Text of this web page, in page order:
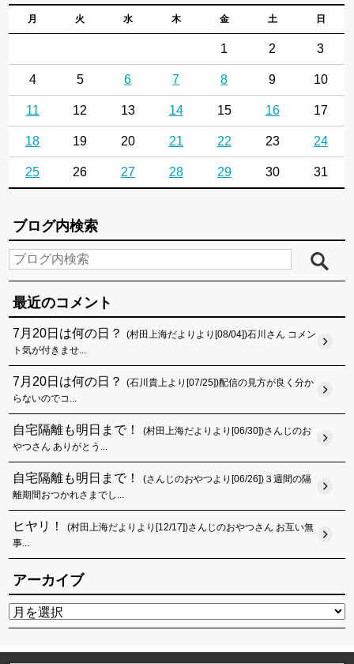
月 火 水 木 金 土 日
1 2 3
4 5 6 7 8 9 10
11 12 13 14 15 16 17
18 19 20 21 22 23 24
25 26 27 28 29 30 31
ブログ内検索
最近のコメント
7月20日は何の日？
(村田上海だよりより[08/04])石川さん コメン
ト気が付きませ...
7月20日は何の日？
(石川貴上より[07/25])配信の見方が良く分か
らないのでコ...
自宅隔離も明日まで！
(村田上海だよりより[06/30])さんじのお
やつさん ありがとう...
自宅隔離も明日まで！
(さんじのおやつより[06/26])３週間の隔
離期間おつかれさまでし...
ヒヤリ！
(村田上海だよりより[12/17])さんじのおやつさん お互い無
事...
アーカイブ